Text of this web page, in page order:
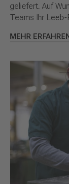
geliefert. Auf
Teams Ihr
MEHR